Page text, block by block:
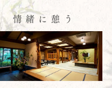
設
ス